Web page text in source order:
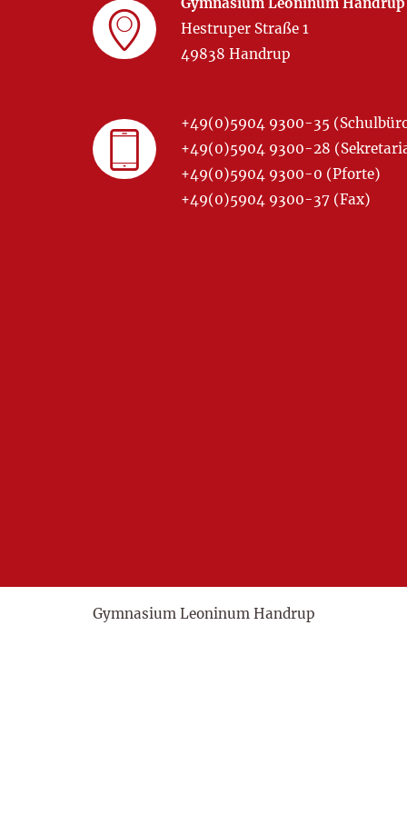
Hestruper Straße 1
49838 Handrup
+49(0)5904 9300-35
+49(0)5904 9300-28
+49(0)5904 9300-0 (Pforte)
+49(0)5904 9300-37 (Fax)
Gymnasium Leoninum Handrup